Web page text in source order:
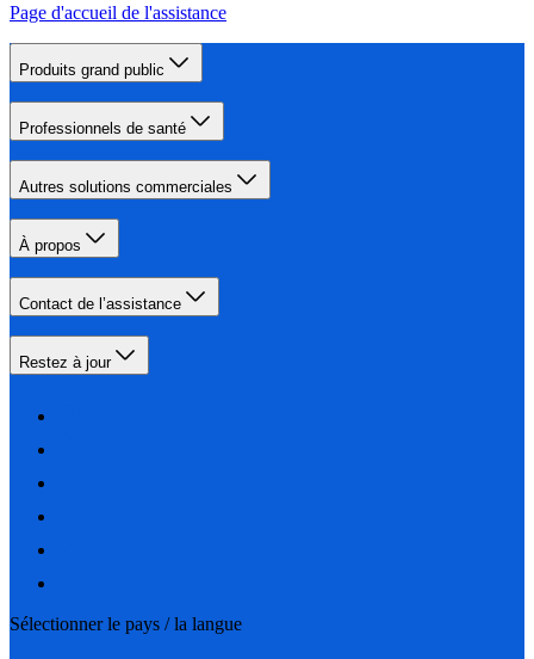
Page d'accueil de l'assistance
Produits grand public
Professionnels de santé
Autres solutions commerciales
À propos
Contact de l’assistance
Restez à jour
Sélectionner le pays / la langue